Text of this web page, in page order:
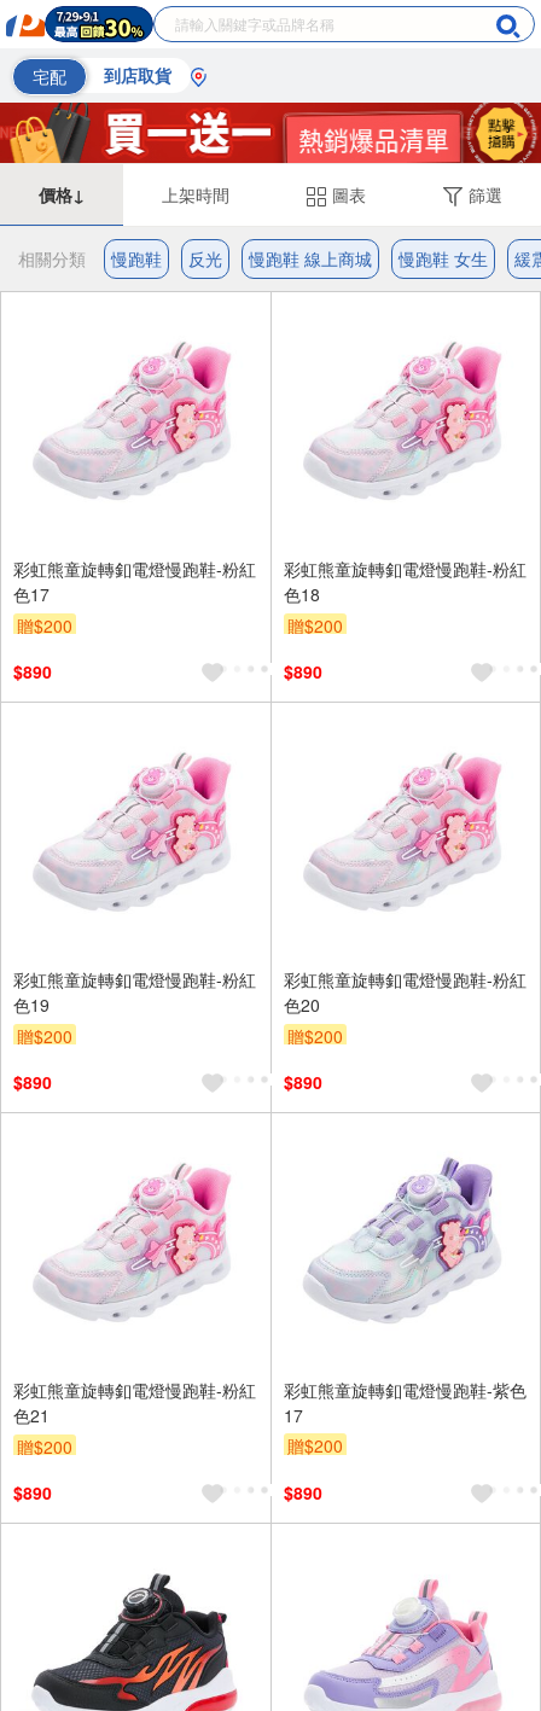
宅配 到店取貨
價格↓ 上架時間 圖表 篩選
相關分類 慢跑鞋 反光 慢跑鞋 線上商城 慢跑鞋 女生 緩
彩虹熊童旋轉釦電燈慢跑鞋-粉紅
色17
贈$200
$890
彩虹熊童旋轉釦電燈慢跑鞋-粉紅
色18
贈$200
$890
彩虹熊童旋轉釦電燈慢跑鞋-粉紅
色19
贈$200
$890
彩虹熊童旋轉釦電燈慢跑鞋-粉紅
色20
贈$200
$890
彩虹熊童旋轉釦電燈慢跑鞋-粉紅
色21
贈$200
$890
彩虹熊童旋轉釦電燈慢跑鞋-紫色
17
贈$200
$890